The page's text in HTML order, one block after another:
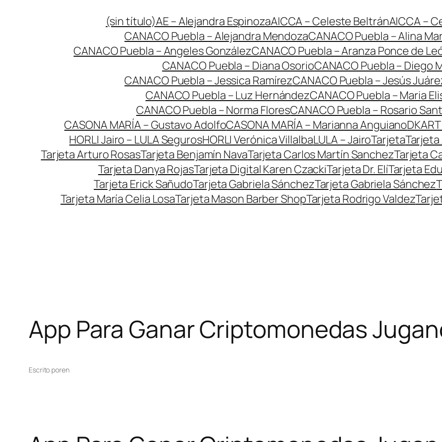
(sin título)AE – Alejandra EspinozaAICCA – Celeste BeltránAICCA –
CANACO Puebla – Alejandra MendozaCANACO Puebla – Alina
CANACO Puebla – Angeles GonzálezCANACO Puebla – Aranza Ponce de
CANACO Puebla – Diana OsorioCANACO Puebla – Diego
CANACO Puebla – Jessica RamírezCANACO Puebla – Jesús
CANACO Puebla – Luz HernándezCANACO Puebla – Maria
CANACO Puebla – Norma FloresCANACO Puebla – Rosario
CASONA MARÍA – Gustavo AdolfoCASONA MARÍA – Marianna Anguiano
HORLI Jairo – LULA SegurosHORLI Verónica VillalbaLULA – JairoTarjeta
Tarjeta Arturo RosasTarjeta Benjamín NavaTarjeta Carlos Martín SanchezTarjeta
Tarjeta Danya RojasTarjeta Digital Karen CzackiTarjeta Dr. ElíTarjeta
Tarjeta Erick SañudoTarjeta Gabriela SánchezTarjeta Gabriela Sánchez
Tarjeta María Celia LosaTarjeta Mason Barber ShopTarjeta Rodrigo Valdez
App Para Ganar Criptomonedas
Escrito poren